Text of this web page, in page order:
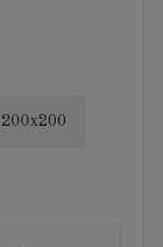
200x200